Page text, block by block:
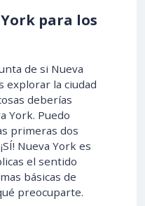
York para los
de si Nueva
explorar la ciudad
deberías
York. Puedo
primeras dos
Nueva York es
el sentido
básicas de
preocuparte.